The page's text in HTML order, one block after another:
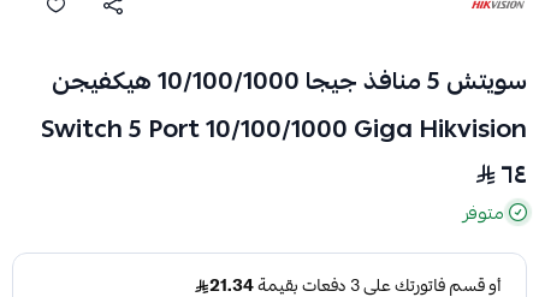
سويتش 5 منافذ جيجا 10/100/1000 هيكفيجن
Switch 5 Port 10/100/1000 Giga Hikvision
٦٤
متوفر